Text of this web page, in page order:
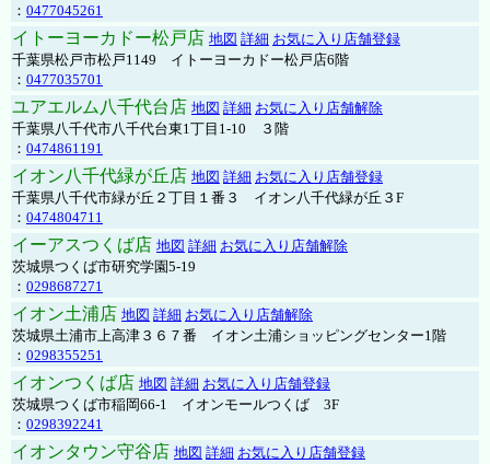
： 0477045261
イトーヨーカドー松戸店 地図 詳細 お気に入り店舗登録
千葉県松戸市松戸1149 イトーヨーカドー松戸店6階
： 0477035701
ユアエルム八千代台店 地図 詳細 お気に入り店舗解除
千葉県八千代市八千代台東1丁目1-10 ３階
： 0474861191
イオン八千代緑が丘店 地図 詳細 お気に入り店舗登録
千葉県八千代市緑が丘２丁目１番３ イオン八千代緑が丘３F
： 0474804711
イーアスつくば店 地図 詳細 お気に入り店舗解除
茨城県つくば市研究学園5-19
： 0298687271
イオン土浦店 地図 詳細 お気に入り店舗解除
茨城県土浦市上高津３６７番 イオン土浦ショッピングセンター1階
： 0298355251
イオンつくば店 地図 詳細 お気に入り店舗登録
茨城県つくば市稲岡66-1 イオンモールつくば 3F
： 0298392241
イオンタウン守谷店 地図 詳細 お気に入り店舗登録